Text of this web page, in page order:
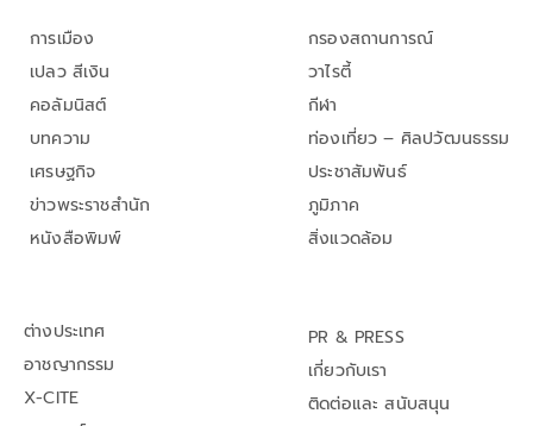
การเมือง
เปลว สีเงิน
คอลัมนิสต์
บทความ
เศรษฐกิจ
ข่าวพระราชสำนัก
หนังสือพิมพ์
กรองสถานการณ์
วาไรตี้
กีฬา
ท่องเที่ยว – ศิลปวัฒนธรรม
ประชาสัมพันธ์
ภูมิภาค
สิ่งแวดล้อม
ต่างประเทศ
อาชญากรรม
X-CITE
PR & PRESS
เกี่ยวกับเรา
ติดต่อและ สนับสนุน